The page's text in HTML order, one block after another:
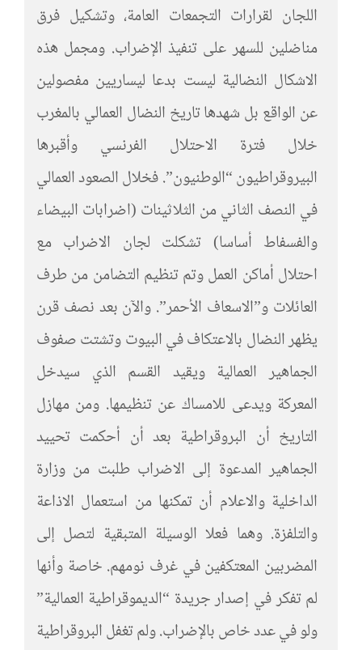
اللجان لقرارات التجمعات العامة، وتشكيل فرق
مناضلين للسهر على تنفيذ الإضراب. ومجمل هذه
الاشكال النضالية ليست بدعا ليساريين مفصولين
عن الواقع بل شهدها تاريخ النضال العمالي بالمغرب
خلال فترة الاحتلال الفرنسي وأقبرها
البيروقراطيون “الوطنيون”. فخلال الصعود العمالي
في النصف الثاني من الثلاثينات (اضرابات البيضاء
والفسفاط أساسا) تشكلت لجان الاضراب مع
احتلال أماكن العمل وتم تنظيم التضامن من طرف
العائلات و”الاسعاف الأحمر”. والآن بعد نصف قرن
يظهر النضال بالاعتكاف في البيوت وتشتت صفوف
الجماهير العمالية ويقيد القسم الذي سيدخل
المعركة ويدعى للامساك عن تنظيمها. ومن مهازل
التاريخ أن البروقراطية بعد أن أحكمت تحييد
الجماهير المدعوة إلى الاضراب طلبت من وزارة
الداخلية والاعلام أن تمكنها من استعمال الاذاعة
والتلفزة. وهما فعلا الوسيلة المتبقية لتصل إلى
المضربين المعتكفين في غرف نومهم. خاصة وأنها
لم تفكر في إصدار جريدة “الديموقراطية العمالية”
ولو في عدد خاص بالإضراب. ولم تغفل البروقراطية